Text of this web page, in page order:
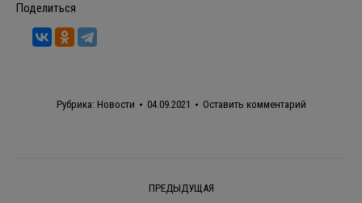
Поделиться
Рубрика: Новости 04.09.2021 Оставить комментарий
НавигацияПРЕДЫДУЩАЯ